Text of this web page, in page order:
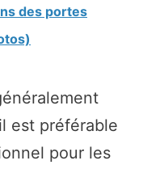
des portes
est préférable
pour les